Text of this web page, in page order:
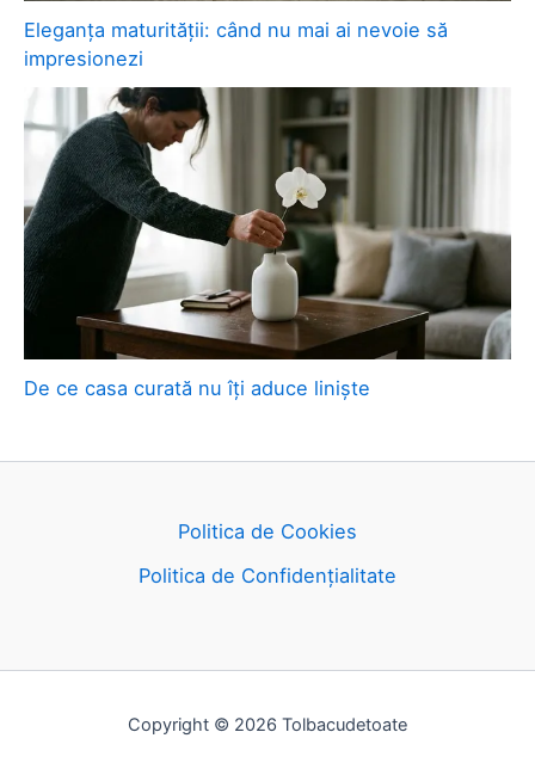
Eleganța maturității: când nu mai ai nevoie să
impresionezi
De ce casa curată nu îți aduce liniște
Politica de Cookies
Politica de Confidențialitate
Copyright © 2026 Tolbacudetoate